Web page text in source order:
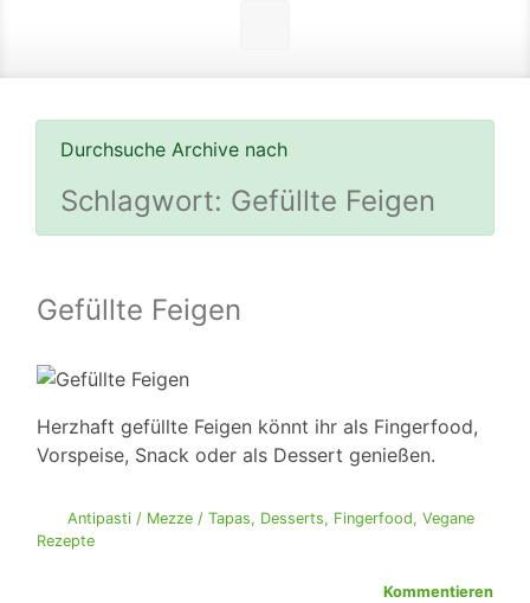
Durchsuche Archive nach
Schlagwort: Gefüllte Feigen
Gefüllte Feigen
Herzhaft gefüllte Feigen könnt ihr als Fingerfood,
Vorspeise, Snack oder als Dessert genießen.
Antipasti / Mezze / Tapas, Desserts, Fingerfood, Vegane
Rezepte
Kommentieren